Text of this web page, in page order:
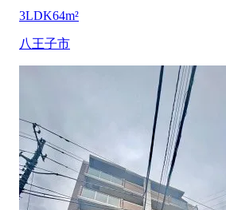
3LDK64m²
八王子市